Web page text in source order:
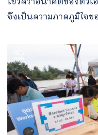
จึงเป็นความภาคภูมิใจ